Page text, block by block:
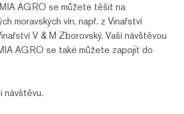
AGRO se můžete těšit na
moravských vín, např. z Vinařství
V & M Zborovský. Vaší návštěvou
AGRO se také můžete zapojit do
návštěvu.